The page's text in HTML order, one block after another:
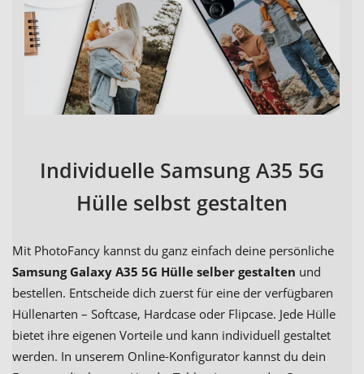
Individuelle Samsung A35 5G
Hülle selbst gestalten
Mit PhotoFancy kannst du ganz einfach deine persönliche
Samsung Galaxy A35 5G Hülle selber gestalten und
bestellen. Entscheide dich zuerst für eine der verfügbaren
Hüllenarten – Softcase, Hardcase oder Flipcase. Jede Hülle
bietet ihre eigenen Vorteile und kann individuell gestaltet
werden. In unserem Online-Konfigurator kannst du dein